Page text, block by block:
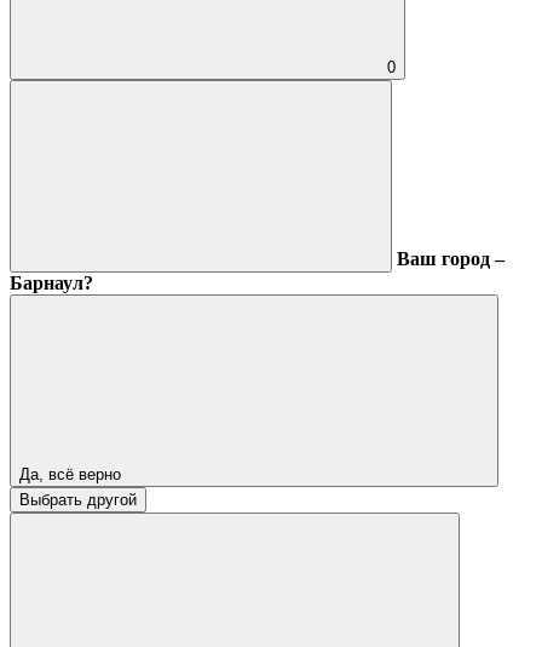
0
Ваш город –
Барнаул?
Да, всё верно
Выбрать другой